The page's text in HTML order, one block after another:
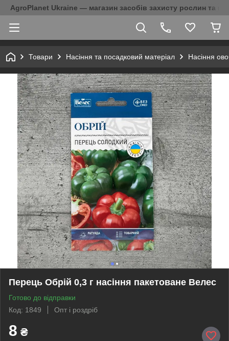
AgroPlanet Ukraine — магазин засобів захисту рослин та
Товари Насіння та посадковий матеріал Насіння
Перець Обрій 0,3 г насіння пакетоване Велес
Готово до відправки
Код: 1849
Опт і роздріб
8 ₴